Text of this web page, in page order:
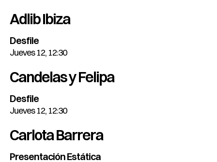
Adlib Ibiza
Desfile
Jueves 12, 12:30
Candelas y Felipa
Desfile
Jueves 12, 12:30
Carlota Barrera
Presentación Estática